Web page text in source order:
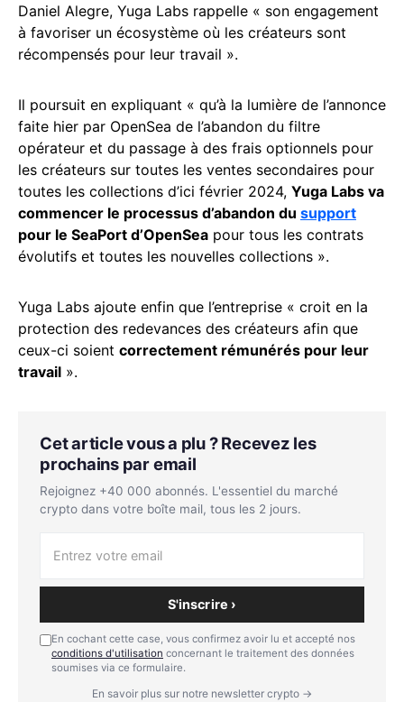
Daniel Alegre, Yuga Labs rappelle « son engagement
à favoriser un écosystème où les créateurs sont
récompensés pour leur travail ».
Il poursuit en expliquant « qu’à la lumière de l’annonce
faite hier par OpenSea de l’abandon du filtre
opérateur et du passage à des frais optionnels pour
les créateurs sur toutes les ventes secondaires pour
toutes les collections d’ici février 2024, Yuga Labs va
commencer le processus d’abandon du support
pour le SeaPort d’OpenSea pour tous les contrats
évolutifs et toutes les nouvelles collections ».
Yuga Labs ajoute enfin que l’entreprise « croit en la
protection des redevances des créateurs afin que
ceux-ci soient correctement rémunérés pour leur
travail ».
Cet article vous a plu ? Recevez les
prochains par email
Rejoignez +40 000 abonnés. L'essentiel du marché
crypto dans votre boîte mail, tous les 2 jours.
S'inscrire ›
En cochant cette case, vous confirmez avoir lu et accepté nos
conditions d'utilisation concernant le traitement des données
soumises via ce formulaire.
En savoir plus sur notre newsletter crypto →